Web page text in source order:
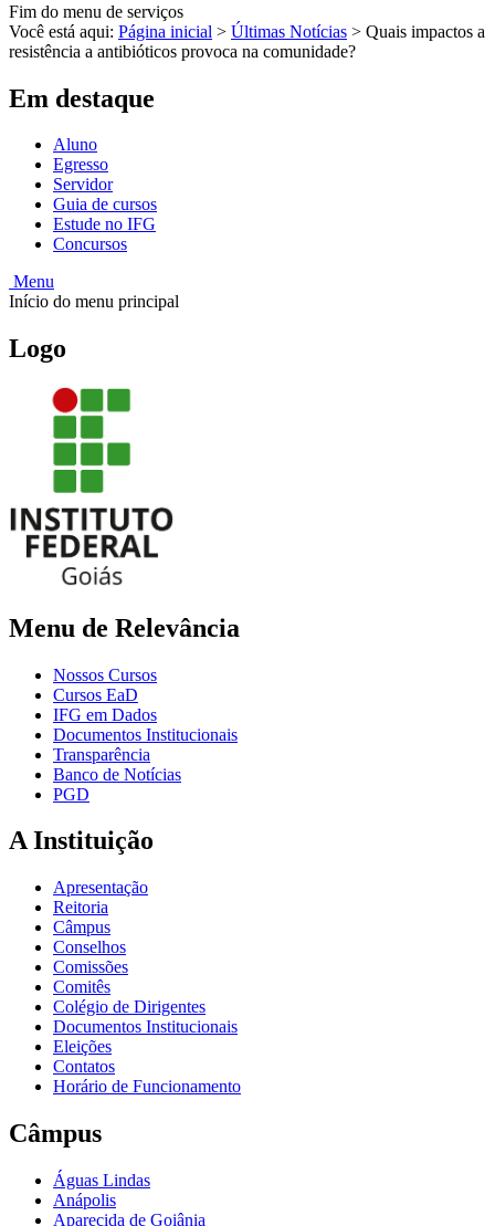
Fim do menu de serviços
Você está aqui: Página inicial > Últimas Notícias > Quais impactos a
resistência a antibióticos provoca na comunidade?
Em destaque
Aluno
Egresso
Servidor
Guia de cursos
Estude no IFG
Concursos
Menu
Início do menu principal
Logo
Menu de Relevância
Nossos Cursos
Cursos EaD
IFG em Dados
Documentos Institucionais
Transparência
Banco de Notícias
PGD
A Instituição
Apresentação
Reitoria
Câmpus
Conselhos
Comissões
Comitês
Colégio de Dirigentes
Documentos Institucionais
Eleições
Contatos
Horário de Funcionamento
Câmpus
Águas Lindas
Anápolis
Aparecida de Goiânia